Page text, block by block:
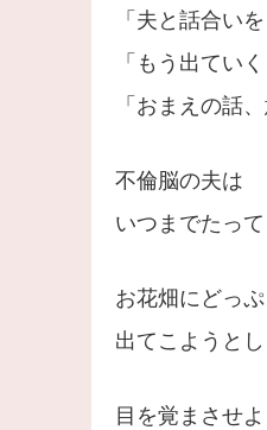
「夫と話合い
「もう出てい
「おまえの話
不倫脳の夫は
いつまでたって
お花畑にどっ
出てこようとし
目を覚まさせよ